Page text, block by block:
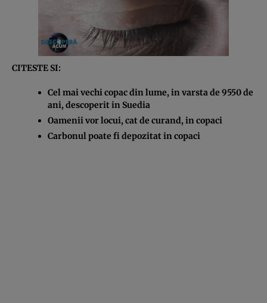
CITESTE SI:
Cel mai vechi copac din lume, in varsta de 9550 de
ani, descoperit in Suedia
Oamenii vor locui, cat de curand, in copaci
Carbonul poate fi depozitat in copaci